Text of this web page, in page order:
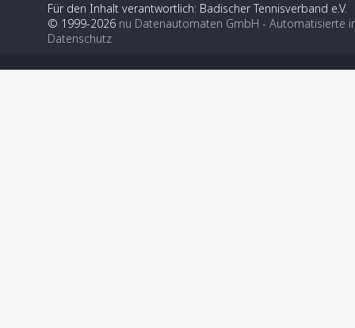
Für den Inhalt verantwortlich: Badischer Tennisverband e.V.
© 1999-2026 nu Datenautomaten GmbH - Automatisierte
Datenschutz